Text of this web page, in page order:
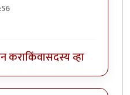
कराकिंवासदस्य व्हा